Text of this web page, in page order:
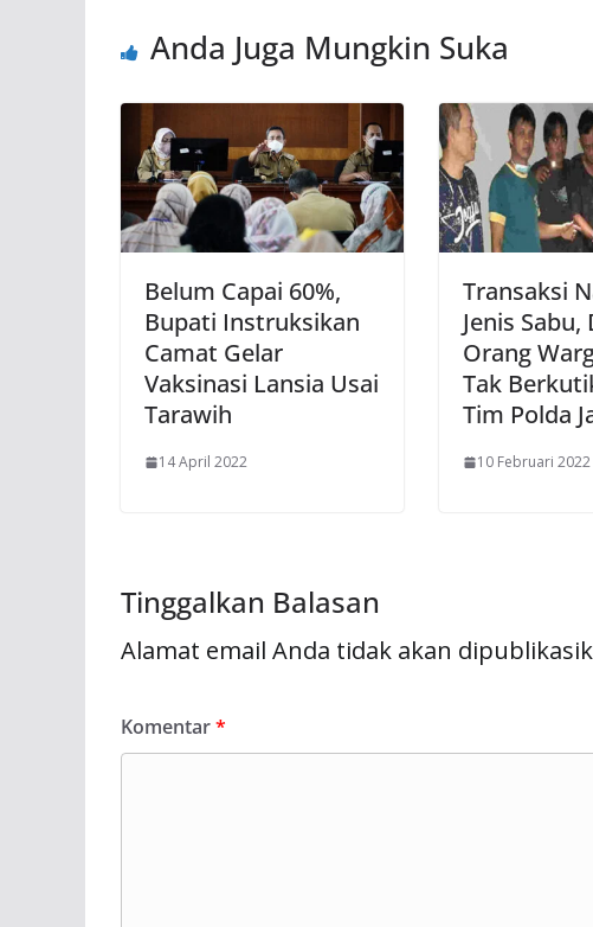
Anda Juga Mungkin Suka
Belum Capai 60%,
Bupati Instruksikan
Camat Gelar
Vaksinasi Lansia Usai
Tarawih
14 April 2022
Transaksi
Jenis Sabu,
Orang
Tak
Tim Polda
10 Februari 2022
Tinggalkan Balasan
Alamat email Anda tidak akan
Komentar*